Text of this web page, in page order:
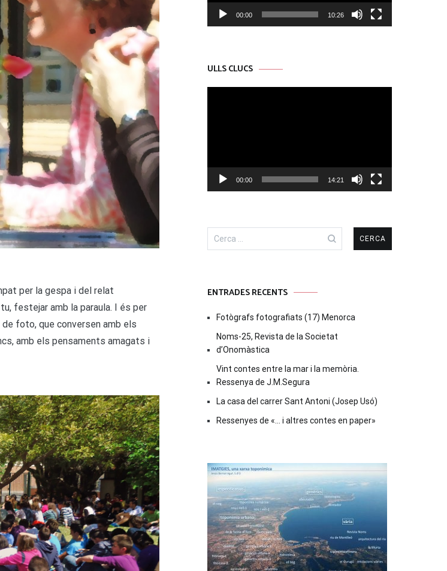
per la gespa i del relat
festejar amb la paraula. I és per
foto, que conversen amb els
amb els pensaments amagats i
00:00 10:26
ULLS CLUCS
00:00 14:21
ENTRADES RECENTS
Fotògrafs fotografiats (17) Menorca
Noms-25, Revista de la Societat
d’Onomàstica
Vint contes entre la mar i la memòria.
Ressenya de J.M.Segura
La casa del carrer Sant Antoni (Josep Usó)
Ressenyes de «… i altres contes en paper»